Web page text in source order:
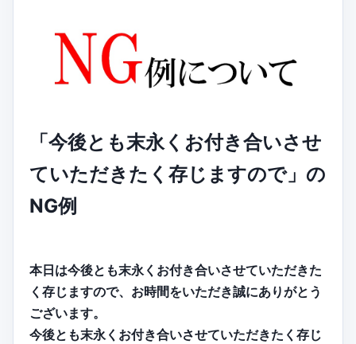
「今後とも末永くお付き合いさせ
ていただきたく存じますので」の
NG例
本日は今後とも末永くお付き合いさせていただきた
く存じますので、お時間をいただき誠にありがとう
ございます。
今後とも末永くお付き合いさせていただきたく存じ